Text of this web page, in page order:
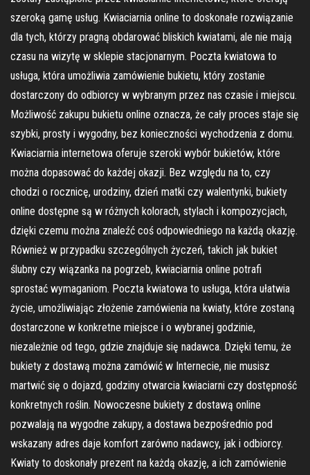
szeroką gamę usług. Kwiaciarnia online to doskonałe rozwiązanie
dla tych, którzy pragną obdarować bliskich kwiatami, ale nie mają
czasu na wizytę w sklepie stacjonarnym. Poczta kwiatowa to
usługa, która umożliwia zamówienie bukietu, który zostanie
dostarczony do odbiorcy w wybranym przez nas czasie i miejscu.
Możliwość zakupu bukietu online oznacza, że cały proces staje się
szybki, prosty i wygodny, bez konieczności wychodzenia z domu.
Kwiaciarnia internetowa oferuje szeroki wybór bukietów, które
można dopasować do każdej okazji. Bez względu na to, czy
chodzi o rocznicę, urodziny, dzień matki czy walentynki, bukiety
online dostępne są w różnych kolorach, stylach i kompozycjach,
dzięki czemu można znaleźć coś odpowiedniego na każdą okazję.
Również w przypadku szczególnych życzeń, takich jak bukiet
ślubny czy wiązanka na pogrzeb, kwiaciarnia online potrafi
sprostać wymaganiom. Poczta kwiatowa to usługa, która ułatwia
życie, umożliwiając złożenie zamówienia na kwiaty, które zostaną
dostarczone w konkretne miejsce i o wybranej godzinie,
niezależnie od tego, gdzie znajduje się nadawca. Dzięki temu, że
bukiety z dostawą można zamówić w Internecie, nie musisz
martwić się o dojazd, godziny otwarcia kwiaciarni czy dostępność
konkretnych roślin. Nowoczesne bukiety z dostawą online
pozwalają na wygodne zakupy, a dostawa bezpośrednio pod
wskazany adres daje komfort zarówno nadawcy, jak i odbiorcy.
Kwiaty to doskonały prezent na każdą okazję, a ich zamówienie